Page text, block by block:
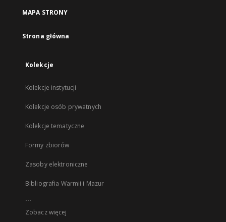
MAPA STRONY
Strona główna
Kolekcje
Kolekcje instytucji
Kolekcje osób prywatnych
Kolekcje tematyczne
Formy zbiorów
Zasoby elektroniczne
Bibliografia Warmii i Mazur
...
Zobacz więcej